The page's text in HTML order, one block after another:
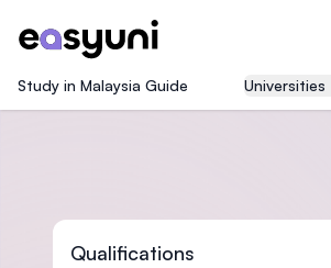
Study in Malaysia Guide Universities
Qualifications